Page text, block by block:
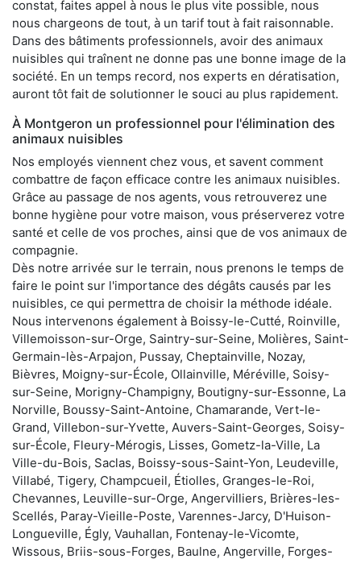
constat, faites appel à nous le plus vite possible, nous
nous chargeons de tout, à un tarif tout à fait raisonnable.
Dans des bâtiments professionnels, avoir des animaux
nuisibles qui traînent ne donne pas une bonne image de la
société. En un temps record, nos experts en dératisation,
auront tôt fait de solutionner le souci au plus rapidement.
À Montgeron un professionnel pour l'élimination des
animaux nuisibles
Nos employés viennent chez vous, et savent comment
combattre de façon efficace contre les animaux nuisibles.
Grâce au passage de nos agents, vous retrouverez une
bonne hygiène pour votre maison, vous préserverez votre
santé et celle de vos proches, ainsi que de vos animaux de
compagnie.
Dès notre arrivée sur le terrain, nous prenons le temps de
faire le point sur l'importance des dégâts causés par les
nuisibles, ce qui permettra de choisir la méthode idéale.
Nous intervenons également à Boissy-le-Cutté, Roinville,
Villemoisson-sur-Orge, Saintry-sur-Seine, Molières, Saint-
Germain-lès-Arpajon, Pussay, Cheptainville, Nozay,
Bièvres, Moigny-sur-École, Ollainville, Méréville, Soisy-
sur-Seine, Morigny-Champigny, Boutigny-sur-Essonne, La
Norville, Boussy-Saint-Antoine, Chamarande, Vert-le-
Grand, Villebon-sur-Yvette, Auvers-Saint-Georges, Soisy-
sur-École, Fleury-Mérogis, Lisses, Gometz-la-Ville, La
Ville-du-Bois, Saclas, Boissy-sous-Saint-Yon, Leudeville,
Villabé, Tigery, Champcueil, Étiolles, Granges-le-Roi,
Chevannes, Leuville-sur-Orge, Angervilliers, Brières-les-
Scellés, Paray-Vieille-Poste, Varennes-Jarcy, D'Huison-
Longueville, Égly, Vauhallan, Fontenay-le-Vicomte,
Wissous, Briis-sous-Forges, Baulne, Angerville, Forges-